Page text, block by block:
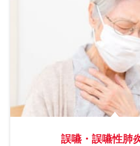
誤嚥・誤嚥性肺